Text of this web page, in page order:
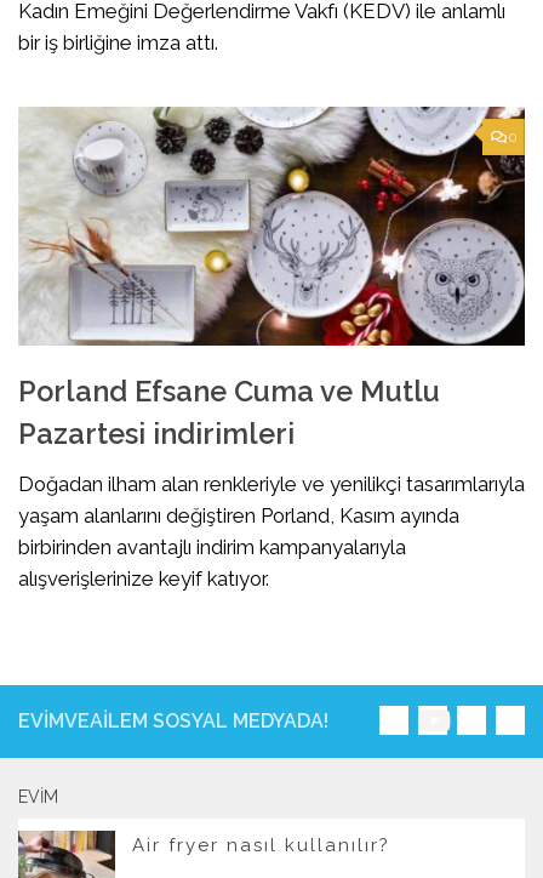
Kadın Emeğini Değerlendirme Vakfı (KEDV) ile anlamlı
bir iş birliğine imza attı.
0
Porland Efsane Cuma ve Mutlu
Pazartesi indirimleri
Doğadan ilham alan renkleriyle ve yenilikçi tasarımlarıyla
yaşam alanlarını değiştiren Porland, Kasım ayında
birbirinden avantajlı indirim kampanyalarıyla
alışverişlerinize keyif katıyor.
EVIMVEAILEM SOSYAL MEDYADA!
EVIM
Air fryer nasıl kullanılır?